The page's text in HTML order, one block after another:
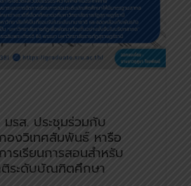
รส. ประชุมร่วมกับ
องวิเทศสัมพันธ์ หารือ
รเรียนการสอนสำหรับ
ระดับบัณฑิตศึกษา